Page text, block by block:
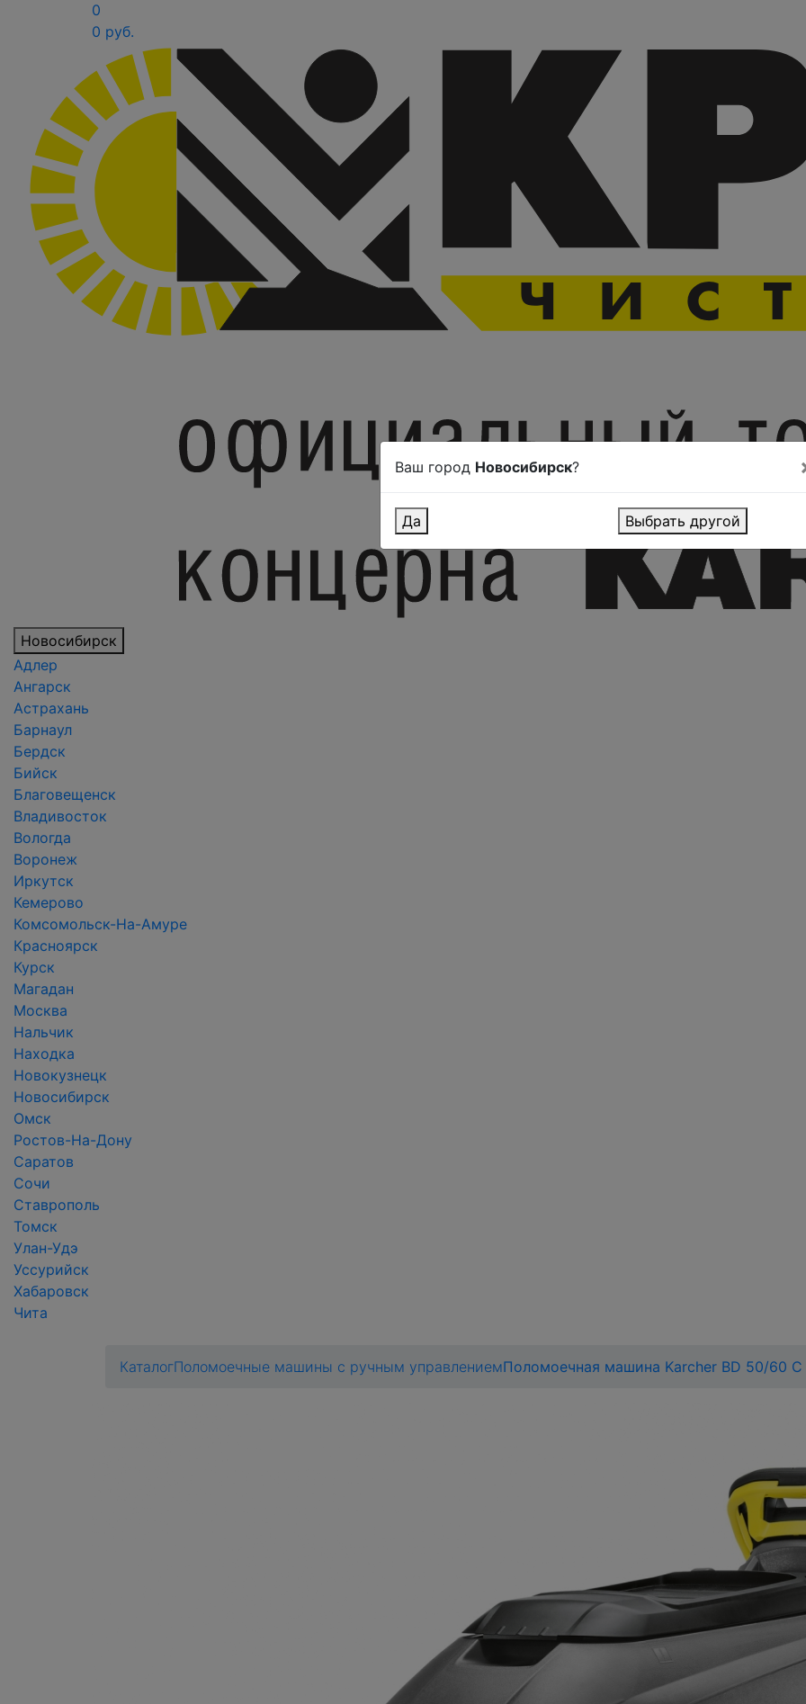
0
0 руб.
Новосибирск
Адлер
Ангарск
Астрахань
Барнаул
Бердск
Бийск
Благовещенск
Владивосток
Вологда
Воронеж
Иркутск
Кемерово
Комсомольск-На-Амуре
Красноярск
Курск
Магадан
Москва
Нальчик
Находка
Новокузнецк
Новосибирск
Омск
Ростов-На-Дону
Саратов
Сочи
Ставрополь
Томск
Улан-Удэ
Уссурийск
Хабаровск
Чита
КаталогПоломоечные машины с ручным управлениемПоломоечная машина Karcher BD 50/60 C
Ваш город Новосибирск?
Да Выбрать другой